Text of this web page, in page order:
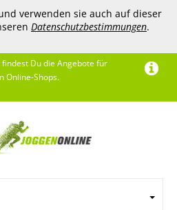
verwenden sie auch auf dieser
Datenschutzbestimmungen.
Du die Angebote für
Online-Shops.